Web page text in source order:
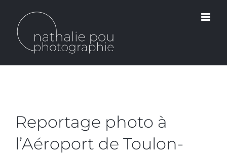
contenu
Reportage photo à
l’Aéroport de Toulon-